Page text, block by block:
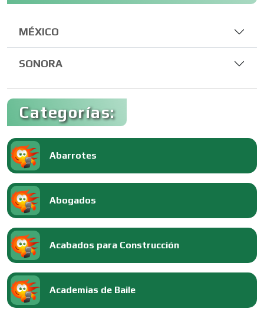
MÉXICO
SONORA
Categorías:
Abarrotes
Abogados
Acabados para Construcción
Academias de Baile